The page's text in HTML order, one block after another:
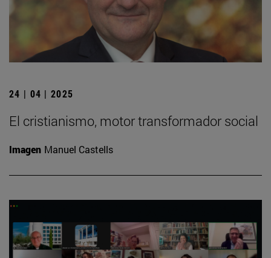
24 | 04 | 2025
El cristianismo, motor transformador social
Imagen Manuel Castells